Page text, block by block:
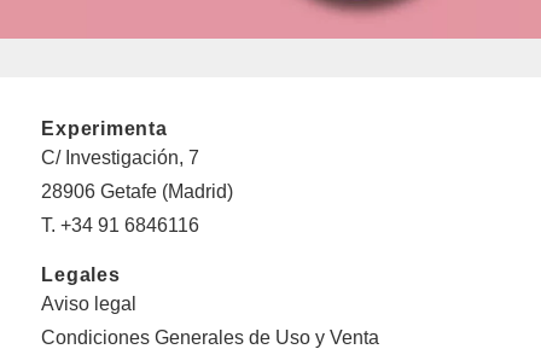
Experimenta
C/ Investigación, 7
28906 Getafe (Madrid)
T. +34 91 6846116
Legales
Aviso legal
Condiciones Generales de Uso y Venta